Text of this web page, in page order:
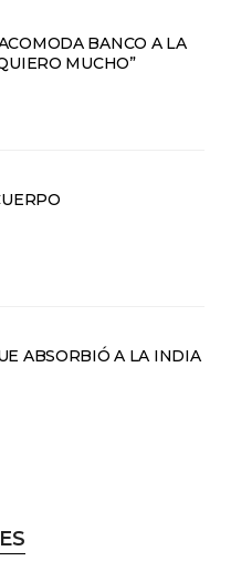
BANCO A LA
MUCHO”
ABSORBIÓ A LA INDIA